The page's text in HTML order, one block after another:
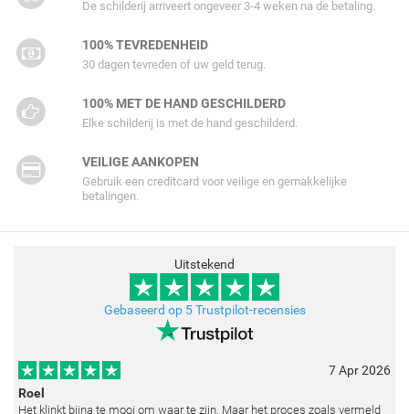
De schilderij arriveert ongeveer 3-4 weken na de betaling.
100% TEVREDENHEID
30 dagen tevreden of uw geld terug.
100% MET DE HAND GESCHILDERD
Elke schilderij is met de hand geschilderd.
VEILIGE AANKOPEN
Gebruik een creditcard voor veilige en gemakkelijke
betalingen.
Uitstekend
Gebaseerd op 5 Trustpilot-recensies
7 Apr 2026
Roel
Het klinkt bijna te mooi om waar te zijn. Maar het proces zoals vermeld